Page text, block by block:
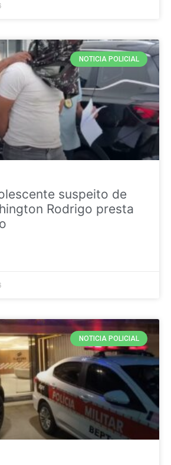
NOTICIA POLICIAL
suspeito de
Rodrigo presta
NOTICIA POLICIAL